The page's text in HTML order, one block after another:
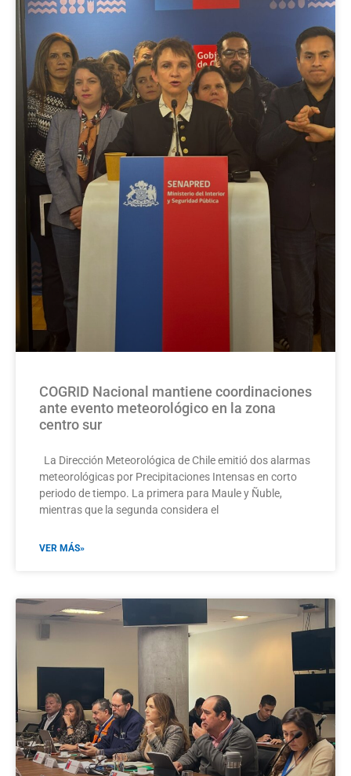
COGRID Nacional mantiene coordinaciones
ante evento meteorológico en la zona
centro sur
La Dirección Meteorológica de Chile emitió dos alarmas
meteorológicas por Precipitaciones Intensas en corto
periodo de tiempo. La primera para Maule y Ñuble,
mientras que la segunda considera el
VER MÁS»